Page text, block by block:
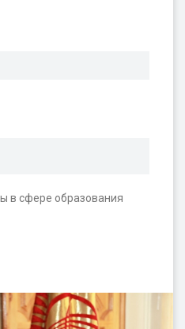
в сфере образования